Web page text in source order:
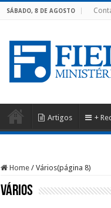
SÁBADO, 8 DE AGOSTO
Artigos +
Home / Vários(página 8)
Vários